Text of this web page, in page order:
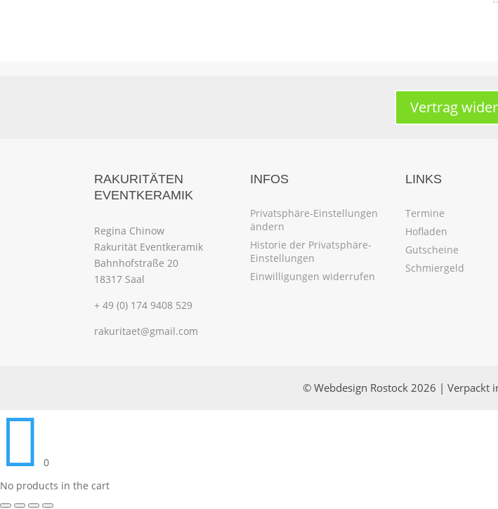
Vertrag
RAKURITÄTEN
EVENTKERAMIK
Regina Chinow
Rakurität Eventkeramik
Bahnhofstraße 20
18317 Saal
+ 49 (0) 174 9408 529
rakuritaet@gmail.com
INFOS
Privatsphäre-Einstellungen
ändern
Historie der Privatsphäre-
Einstellungen
Einwilligungen widerrufen
LINKS
Termine
Hofladen
Gutscheine
Schmiergeld
© Webdesign Rostock 2026 | Verpackt

0
No products in the cart